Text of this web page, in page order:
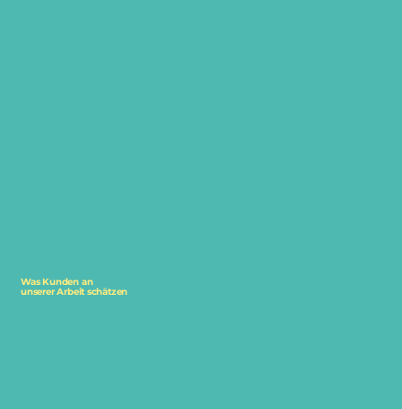
Was Kunden an
unserer Arbeit schätzen